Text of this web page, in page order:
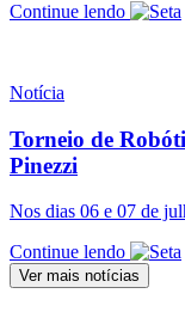
Continue lendo
Notícia
Torneio de
Pinezzi
Nos dias 06 e 07 de
Continue lendo
Ver mais notícias